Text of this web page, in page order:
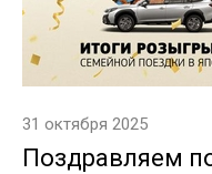
31 октября 2025
Поздравляем